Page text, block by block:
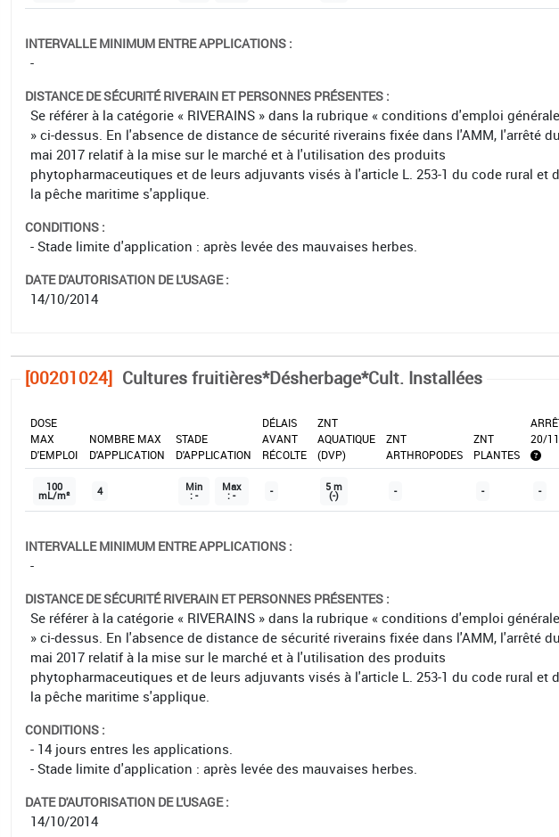
INTERVALLE MINIMUM ENTRE APPLICATIONS :
-
DISTANCE DE SÉCURITÉ RIVERAIN ET PERSONNES PRÉSENTES :
Se référer à la catégorie « RIVERAINS » dans la rubrique « conditions d'emploi
» ci-dessus. En l'absence de distance de sécurité riverains fixée dans l'AMM, l'arrêté
mai 2017 relatif à la mise sur le marché et à l'utilisation des produits
phytopharmaceutiques et de leurs adjuvants visés à l'article L. 253-1 du code rural et
la pêche maritime s'applique.
CONDITIONS :
- Stade limite d'application : après levée des mauvaises herbes.
DATE D'AUTORISATION DE L'USAGE :
14/10/2014
[00201024] Cultures fruitières*Désherbage*Cult. Installées
DOSE
MAX
D'EMPLOI
NOMBRE MAX
D'APPLICATION
STADE
D'APPLICATION
DÉLAIS
AVANT
RÉCOLTE
ZNT
AQUATIQUE
(DVP)
ZNT
ARTHROPODES
ZNT
PLANTES
20/
100
mL/m² 4 Min
: -
Max
: - - 5 m
(-) - - -
INTERVALLE MINIMUM ENTRE APPLICATIONS :
-
DISTANCE DE SÉCURITÉ RIVERAIN ET PERSONNES PRÉSENTES :
Se référer à la catégorie « RIVERAINS » dans la rubrique « conditions d'emploi
» ci-dessus. En l'absence de distance de sécurité riverains fixée dans l'AMM, l'arrêté
mai 2017 relatif à la mise sur le marché et à l'utilisation des produits
phytopharmaceutiques et de leurs adjuvants visés à l'article L. 253-1 du code rural et
la pêche maritime s'applique.
CONDITIONS :
- 14 jours entres les applications.
- Stade limite d'application : après levée des mauvaises herbes.
DATE D'AUTORISATION DE L'USAGE :
14/10/2014